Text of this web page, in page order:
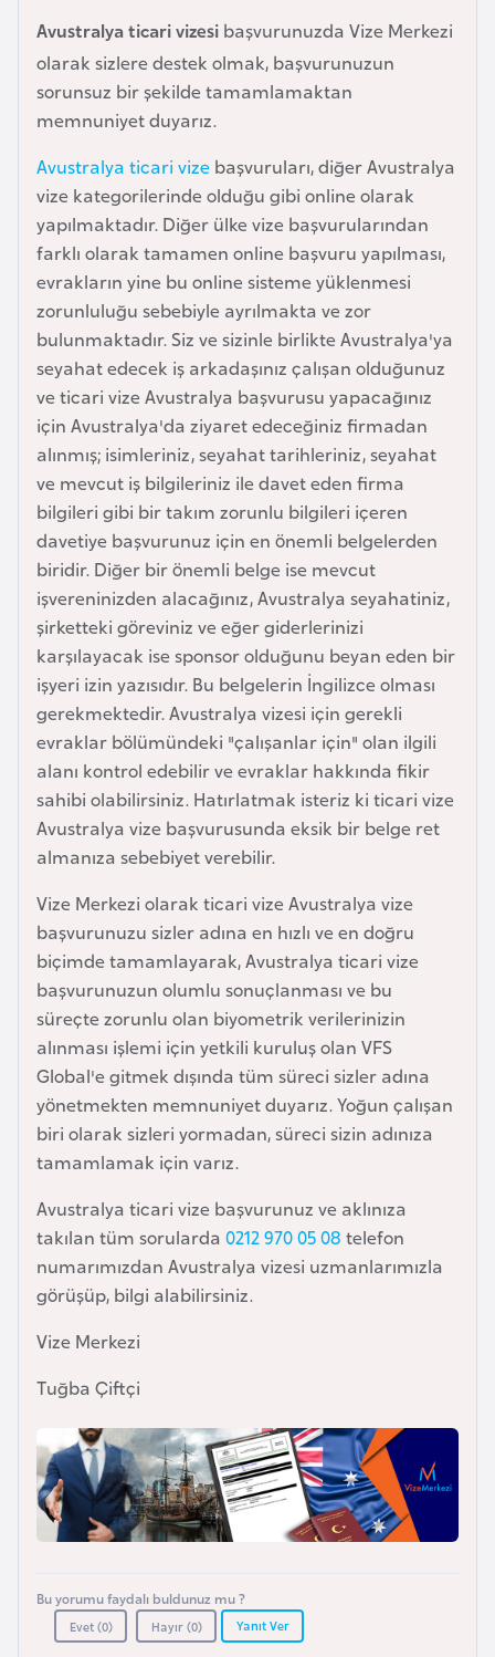
Avustralya ticari vizesi başvurunuzda Vize Merkezi
olarak sizlere destek olmak, başvurunuzun
sorunsuz bir şekilde tamamlamaktan
memnuniyet duyarız.
Avustralya ticari vize başvuruları, diğer Avustralya
vize kategorilerinde olduğu gibi online olarak
yapılmaktadır. Diğer ülke vize başvurularından
farklı olarak tamamen online başvuru yapılması,
evrakların yine bu online sisteme yüklenmesi
zorunluluğu sebebiyle ayrılmakta ve zor
bulunmaktadır. Siz ve sizinle birlikte Avustralya'ya
seyahat edecek iş arkadaşınız çalışan olduğunuz
ve ticari vize Avustralya başvurusu yapacağınız
için Avustralya'da ziyaret edeceğiniz firmadan
alınmış; isimleriniz, seyahat tarihleriniz, seyahat
ve mevcut iş bilgileriniz ile davet eden firma
bilgileri gibi bir takım zorunlu bilgileri içeren
davetiye başvurunuz için en önemli belgelerden
biridir. Diğer bir önemli belge ise mevcut
işvereninizden alacağınız, Avustralya seyahatiniz,
şirketteki göreviniz ve eğer giderlerinizi
karşılayacak ise sponsor olduğunu beyan eden bir
işyeri izin yazısıdır. Bu belgelerin İngilizce olması
gerekmektedir. Avustralya vizesi için gerekli
evraklar bölümündeki "çalışanlar için" olan ilgili
alanı kontrol edebilir ve evraklar hakkında fikir
sahibi olabilirsiniz. Hatırlatmak isteriz ki ticari vize
Avustralya vize başvurusunda eksik bir belge ret
almanıza sebebiyet verebilir.
Vize Merkezi olarak ticari vize Avustralya vize
başvurunuzu sizler adına en hızlı ve en doğru
biçimde tamamlayarak, Avustralya ticari vize
başvurunuzun olumlu sonuçlanması ve bu
süreçte zorunlu olan biyometrik verilerinizin
alınması işlemi için yetkili kuruluş olan VFS
Global'e gitmek dışında tüm süreci sizler adına
yönetmekten memnuniyet duyarız. Yoğun çalışan
biri olarak sizleri yormadan, süreci sizin adınıza
tamamlamak için varız.
Avustralya ticari vize başvurunuz ve aklınıza
takılan tüm sorularda 0212 970 05 08 telefon
numarımızdan Avustralya vizesi uzmanlarımızla
görüşüp, bilgi alabilirsiniz.
Vize Merkezi
Tuğba Çiftçi
Bu yorumu faydalı buldunuz mu ?
Evet (0) Hayır (0) Yanıt Ver
B
a
h
r
e
y
n
B
a
n
g
l
a
d
e
ş
B
e
l
a
r
u
s
B
e
l
ç
i
k
a
B
e
n
i
n
B
o
n
a
r
s
e
k